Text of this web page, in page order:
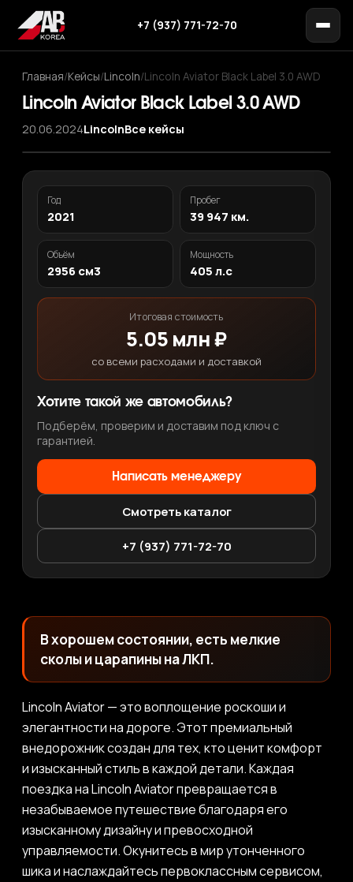
+7 (937) 771-72-70
Главная/Кейсы/Lincoln/Lincoln Aviator Black Label 3.0 AWD
Lincoln Aviator Black Label 3.0 AWD
20.06.2024LincolnВсе кейсы
Год
2021
Пробег
39 947 км.
Объём
2956 см3
Мощность
405 л.с
Итоговая стоимость
5.05 млн ₽
со всеми расходами и доставкой
Хотите такой же автомобиль?
Подберём, проверим и доставим под ключ с
гарантией.
Написать менеджеру
Смотреть каталог
+7 (937) 771-72-70
В хорошем состоянии, есть мелкие
сколы и царапины на ЛКП.
Lincoln Aviator — это воплощение роскоши и
элегантности на дороге. Этот премиальный
внедорожник создан для тех, кто ценит комфорт
и изысканный стиль в каждой детали. Каждая
поездка на Lincoln Aviator превращается в
незабываемое путешествие благодаря его
изысканному дизайну и превосходной
управляемости. Окунитесь в мир утонченного
шика и наслаждайтесь первоклассным сервисом,